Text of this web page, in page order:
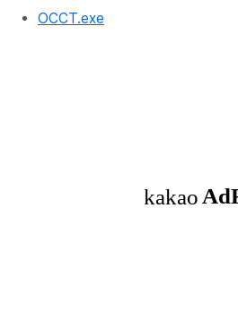
OCCT.exe